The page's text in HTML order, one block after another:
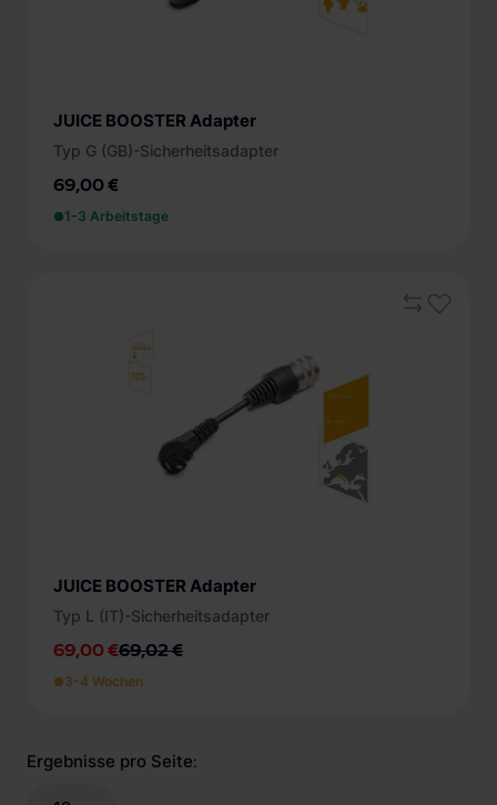
JUICE BOOSTER Adapter
Typ G (GB)-Sicherheitsadapter
69,00 €
1-3 Arbeitstage
JUICE BOOSTER Adapter
Typ L (IT)-Sicherheitsadapter
69,00 €69,02 €
3-4 Wochen
Ergebnisse pro Seite: